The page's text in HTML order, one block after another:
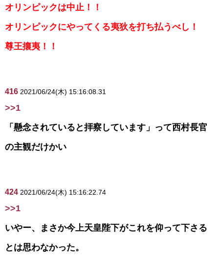
オリンピックは中止！！
オリンピックにやってくる夷狄を打ち払うべし！
尊王攘夷！！
416 2021/06/24(木) 15:16:08.31
>>1
「懸念されていると拝察しています」って西村長官
の主観だけかい
424 2021/06/24(木) 15:16:22.74
>>1
いやー、まさか今上天皇陛下がこれを仰って下さる
とは思わなかった。